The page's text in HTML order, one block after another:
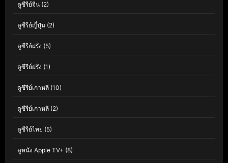
ดูซีรีย์จีน (2)
ดูซีรีย์ญี่ปุ่น (2)
ดูซีรีย์ฝรั่ง (5)
ดูซีรีย์ฝรั่ง (1)
ดูซีรีย์เกาหลี (10)
ดูซีรีย์เกาหลี (2)
ดูซีรีย์ไทย (5)
ดูหนัง Apple TV+ (8)